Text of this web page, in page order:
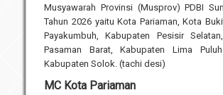
Musyawarah Provinsi (Musprov) PDBI
Tahun 2026 yaitu Kota Pariaman, Kota
Payakumbuh, Kabupaten Pesisir
Pasaman Barat, Kabupaten Lima
Kabupaten Solok. (tachi desi)
MC Kota Pariaman